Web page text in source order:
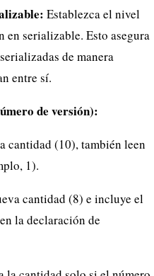
Establezca el nivel
en serializable. Esto asegura
de manera
entre sí.
de versión):
cantidad (10), también leen
1).
cantidad (8) e incluye el
la declaración de